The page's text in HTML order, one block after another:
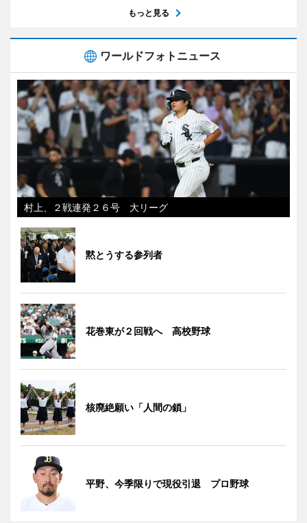
もっと見る
ワールドフォトニュース
村上、２戦連発２６号 大リーグ
黙とうする参列者
花巻東が２回戦へ 高校野球
核廃絶願い「人間の鎖」
平野、今季限りで現役引退 プロ野球